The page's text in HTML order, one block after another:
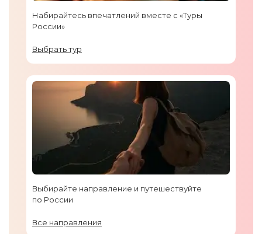
Набирайтесь впечатлений вместе с «Туры
России»
Выбрать тур
Выбирайте направление и путешествуйте
по России
Все направления